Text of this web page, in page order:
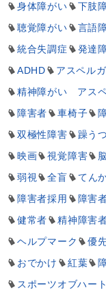
身体障がい 下肢
聴覚障がい
言語
統合失調症
発達
ADHD
アスペル
精神障がい アス
障害者
車椅子
双極性障害
躁う
映画
視覚障害
弱視
全盲 てん
障害者採用
障害
健常者
精神障害
ヘルプマーク
優
おでかけ
紅葉
スポーツオブハート